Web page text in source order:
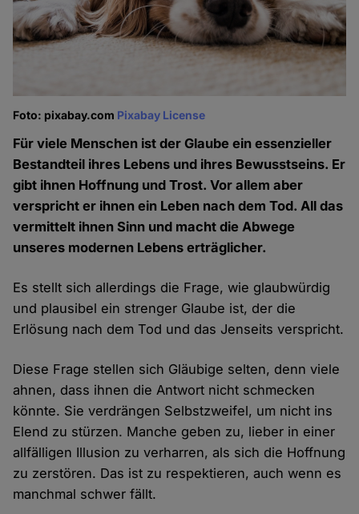
Foto: pixabay.com Pixabay License
Für viele Menschen ist der Glaube ein essenzieller
Bestandteil ihres Lebens und ihres Bewusstseins. Er
gibt ihnen Hoffnung und Trost. Vor allem aber
verspricht er ihnen ein Leben nach dem Tod. All das
vermittelt ihnen Sinn und macht die Abwege
unseres modernen Lebens erträglicher.
Es stellt sich allerdings die Frage, wie glaubwürdig
und plausibel ein strenger Glaube ist, der die
Erlösung nach dem Tod und das Jenseits verspricht.
Diese Frage stellen sich Gläubige selten, denn viele
ahnen, dass ihnen die Antwort nicht schmecken
könnte. Sie verdrängen Selbstzweifel, um nicht ins
Elend zu stürzen. Manche geben zu, lieber in einer
allfälligen Illusion zu verharren, als sich die Hoffnung
zu zerstören. Das ist zu respektieren, auch wenn es
manchmal schwer fällt.